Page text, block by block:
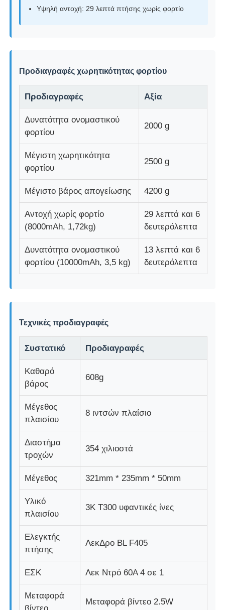
Κηφήνας ψεκασμού γεωργίας
Αντι συσκευή κηφήνων
σκοπευτικό θερμικής απεικόνισης
Αποστασιόμετρο λέιζερ
Υψηλή αντοχή: 29 λεπτά πτήσης χωρίς φορτίο
Προδιαγραφές χωρητικότητας φορτίου
Προδιαγραφές Αξία
Δυνατότητα ονομαστικού
φορτίου
2000 g
Μέγιστη χωρητικότητα
φορτίου
2500 g
Μέγιστο βάρος απογείωσης 4200 g
Αντοχή χωρίς φορτίο
(8000mAh, 1,72kg)
29 λεπτά και 6
δευτερόλεπτα
Δυνατότητα ονομαστικού
φορτίου (10000mAh, 3,5 kg)
13 λεπτά και 6
δευτερόλεπτα
Τεχνικές προδιαγραφές
Συστατικό Προδιαγραφές
Καθαρό
βάρος
608g
Μέγεθος
πλαισίου
8 ιντσών πλαίσιο
Διαστήμα
τροχών
354 χιλιοστά
Μέγεθος 321mm * 235mm * 50mm
Υλικό
πλαισίου
3K T300 υφαντικές ίνες
Ελεγκτής
πτήσης
ΛεκΔρο BL F405
ΕΣΚ Λεκ Ντρό 60Α 4 σε 1
Μεταφορά
βίντεο
Μεταφορά βίντεο 2.5W